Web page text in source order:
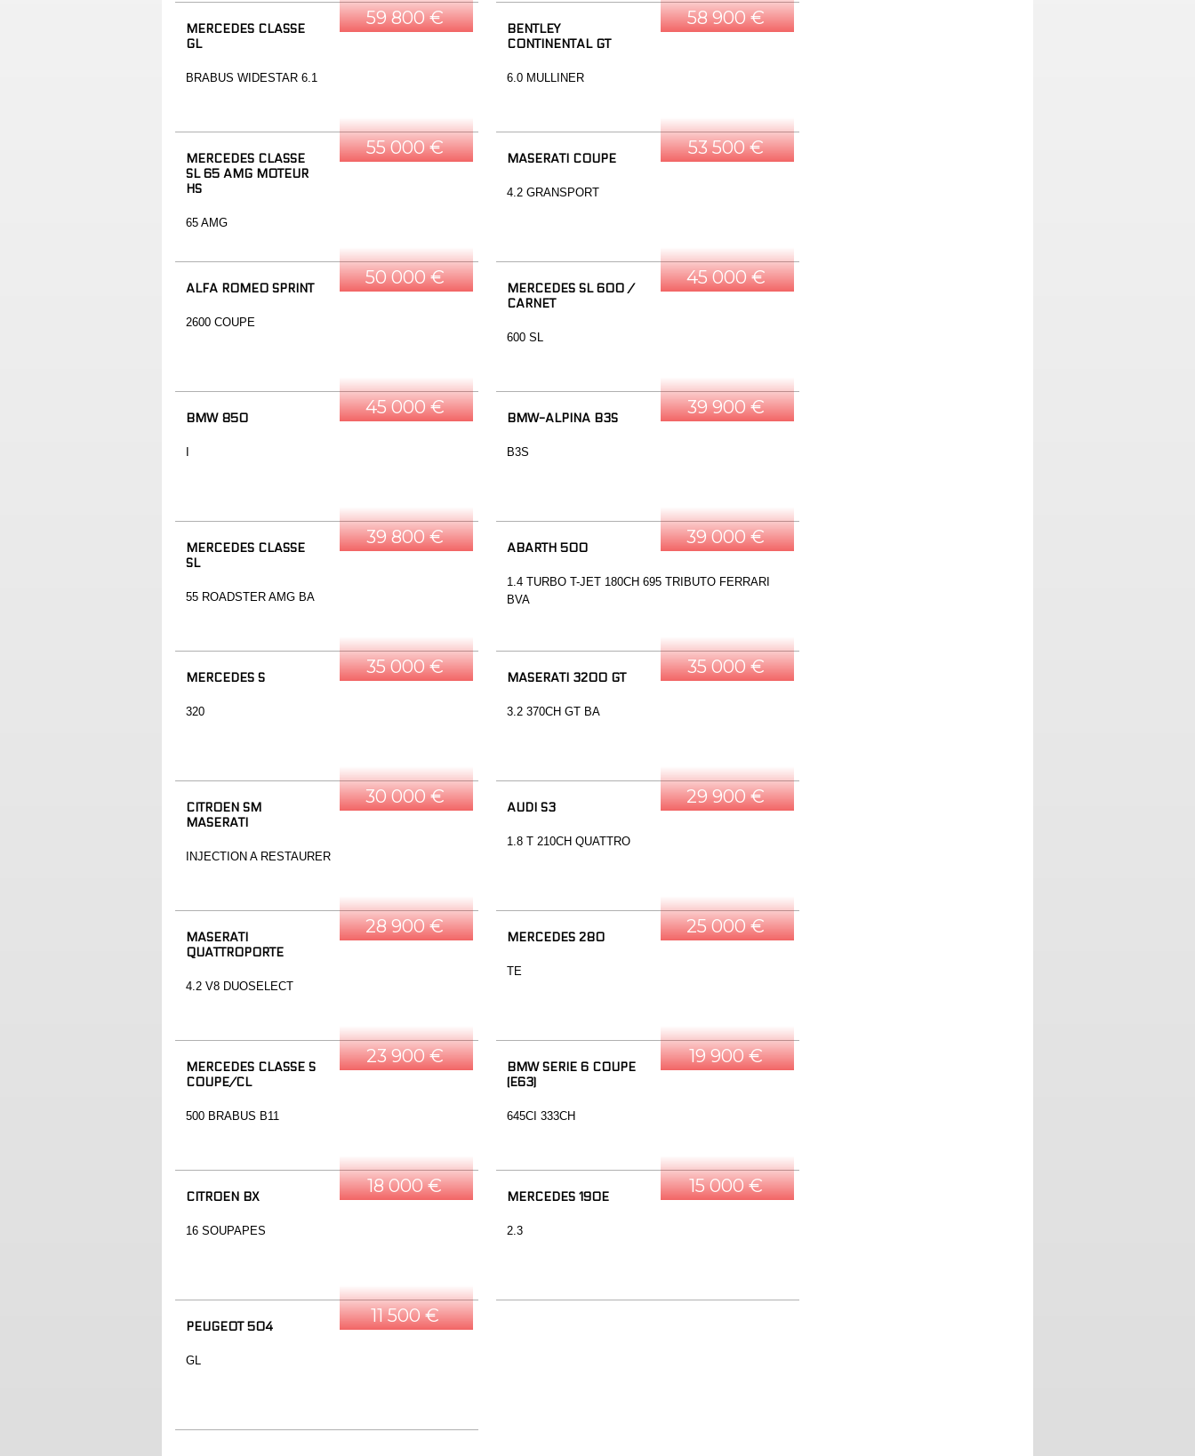
59 800 €
MERCEDES CLASSE
GL
BRABUS WIDESTAR 6.1
58 900 €
BENTLEY
CONTINENTAL GT
6.0 MULLINER
55 000 €
MERCEDES CLASSE
SL 65 AMG MOTEUR
HS
65 AMG
53 500 €
MASERATI COUPE
4.2 GRANSPORT
50 000 €
ALFA ROMEO SPRINT
2600 COUPE
45 000 €
MERCEDES SL 600 /
CARNET
600 SL
45 000 €
BMW 850
39 900 €
BMW-ALPINA B3S
B3S
39 800 €
MERCEDES CLASSE
SL
55 ROADSTER AMG BA
39 000 €
ABARTH 500
1.4 TURBO T-JET 180CH 695 TRIBUTO FERRARI
BVA
35 000 €
MERCEDES S
320
35 000 €
MASERATI 3200 GT
3.2 370CH GT BA
30 000 €
CITROEN SM
MASERATI
INJECTION A RESTAURER
29 900 €
AUDI S3
1.8 T 210CH QUATTRO
28 900 €
MASERATI
QUATTROPORTE
4.2 V8 DUOSELECT
25 000 €
MERCEDES 280
TE
23 900 €
MERCEDES CLASSE S
COUPE/CL
500 BRABUS B11
19 900 €
BMW SERIE 6 COUPE
(E63)
645CI 333CH
18 000 €
CITROEN BX
16 SOUPAPES
15 000 €
MERCEDES 190E
2.3
11 500 €
PEUGEOT 504
GL